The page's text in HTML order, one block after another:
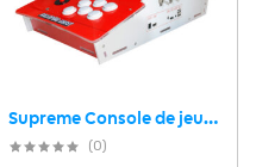
Supreme Console de jeux d’arcade 3D 2 Joueurs – جهاز ألعاب أطاري
(0)